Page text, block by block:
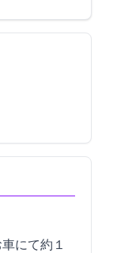
にて約１